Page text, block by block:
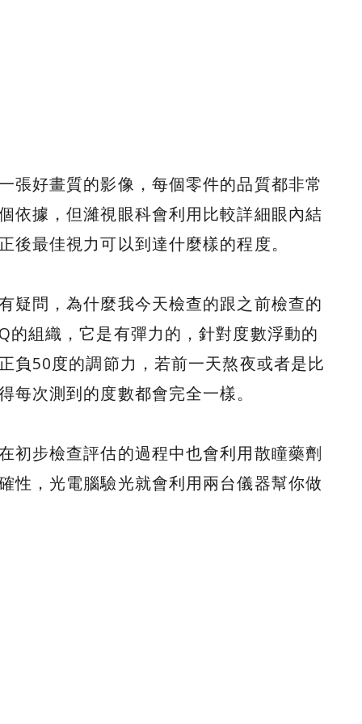
張好畫質的影像，每個零件的品質都非常
依據，但濰視眼科會利用比較詳細眼內結
最佳視力可以到達什麼樣的程度。
疑問，為什麼我今天檢查的跟之前檢查的
組織，它是有彈力的，針對度數浮動的
負50度的調節力，若前一天熬夜或者是比
次測到的度數都會完全一樣。
初步檢查評估的過程中也會利用散瞳藥劑
性，光電腦驗光就會利用兩台儀器幫你做